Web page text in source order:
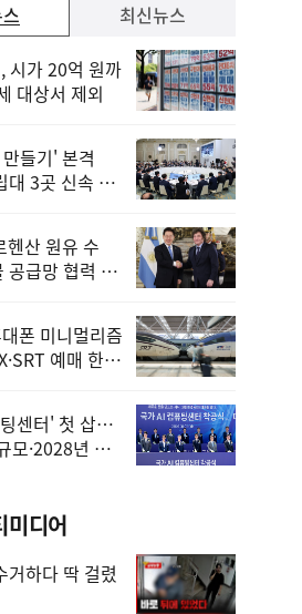
시가 20억 원까
대상서 제외
들기' 본격
3곳 신속 선
헨산 원유 수
급망 협력 체
폰 미니멀리즘
예매 한
센터' 첫 삽…
모·2028년 완
최신뉴스
미디어
하다 딱 걸렸